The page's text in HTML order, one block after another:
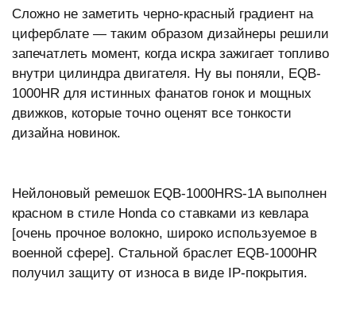
Сложно не заметить черно-красный градиент на
циферблате — таким образом дизайнеры решили
запечатлеть момент, когда искра зажигает топливо
внутри цилиндра двигателя. Ну вы поняли, EQB-
1000HR для истинных фанатов гонок и мощных
движков, которые точно оценят все тонкости
дизайна новинок.
Нейлоновый ремешок EQB-1000HRS-1A выполнен
красном в стиле Honda со ставками из кевлара
[очень прочное волокно, широко используемое в
военной сфере]. Стальной браслет EQB-1000HR
получил защиту от износа в виде IP-покрытия.